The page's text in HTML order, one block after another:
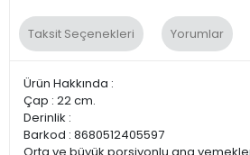
Taksit Seçenekleri Yorumlar
Ürün Hakkında :
Çap : 22 cm.
Derinlik :
Barkod : 8680512405597